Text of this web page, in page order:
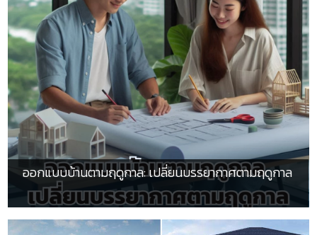
ออกแบบบ้านตามฤดูกาล: เปลี่ยนบรรยากาศตามฤดูกาล